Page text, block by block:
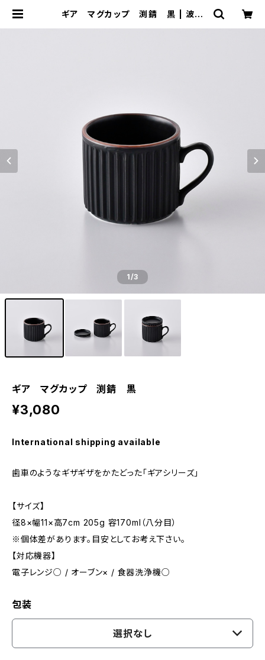
ギア マグカップ 渕錆 黒 | 波佐
1/3
ギア マグカップ 渕錆 黒
¥3,080
International shipping available
歯車のようなギザギザをかたどった「ギアシリーズ」
【サイズ】
径8×幅11×高7cm 205g 容170ml（八分目）
※個体差があります。目安としてお考え下さい。
【対応機器】
電子レンジ○ / オーブン× / 食器洗浄機○
包装
選択なし